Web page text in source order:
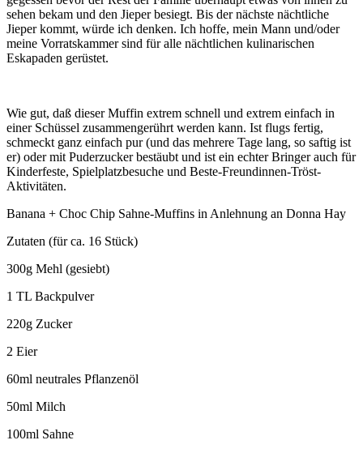
sehen bekam und den Jieper besiegt. Bis der nächste nächtliche
Jieper kommt, würde ich denken. Ich hoffe, mein Mann und/oder
meine Vorratskammer sind für alle nächtlichen kulinarischen
Eskapaden gerüstet.
Wie gut, daß dieser Muffin extrem schnell und extrem einfach in
einer Schüssel zusammengerührt werden kann. Ist flugs fertig,
schmeckt ganz einfach pur (und das mehrere Tage lang, so saftig ist
er) oder mit Puderzucker bestäubt und ist ein echter Bringer auch für
Kinderfeste, Spielplatzbesuche und Beste-Freundinnen-Tröst-
Aktivitäten.
Banana + Choc Chip Sahne-Muffins in Anlehnung an Donna Hay
Zutaten (für ca. 16 Stück)
300g Mehl (gesiebt)
1 TL Backpulver
220g Zucker
2 Eier
60ml neutrales Pflanzenöl
50ml Milch
100ml Sahne